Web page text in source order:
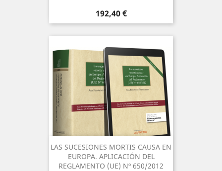
Precio
192,40 €
LAS SUCESIONES MORTIS CAUSA EN
EUROPA. APLICACIÓN DEL
REGLAMENTO (UE) Nº 650/2012